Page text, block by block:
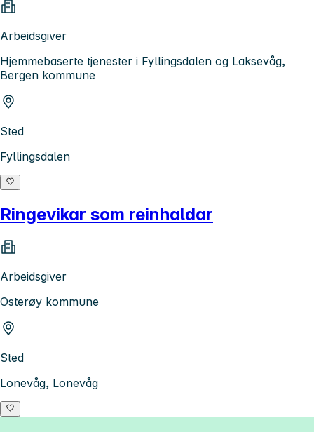
Arbeidsgiver
Hjemmebaserte tjenester i Fyllingsdalen og Laksevåg,
Bergen kommune
Sted
Fyllingsdalen
Ringevikar som reinhaldar
Arbeidsgiver
Osterøy kommune
Sted
Lonevåg, Lonevåg